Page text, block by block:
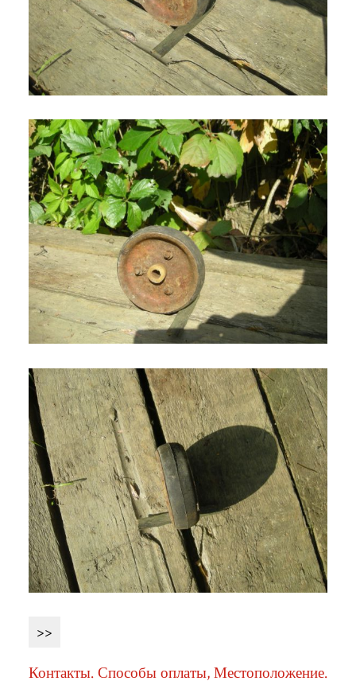
>>
Контакты. Способы оплаты, Местоположение.